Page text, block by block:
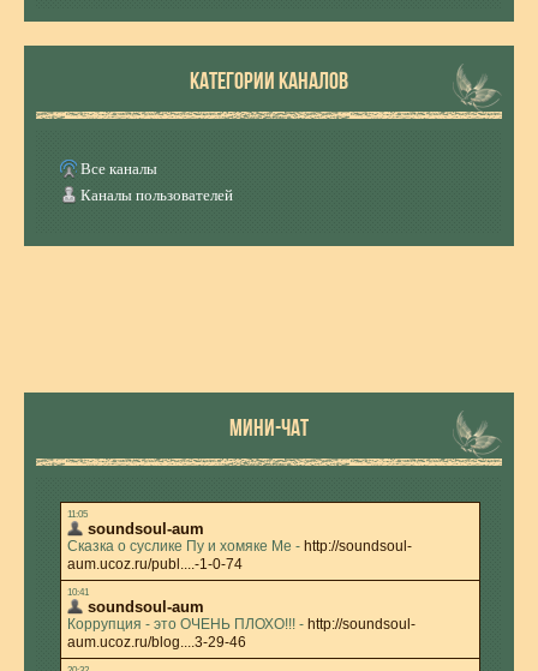
КАТЕГОРИИ КАНАЛОВ
Все каналы
Каналы пользователей
МИНИ-ЧАТ